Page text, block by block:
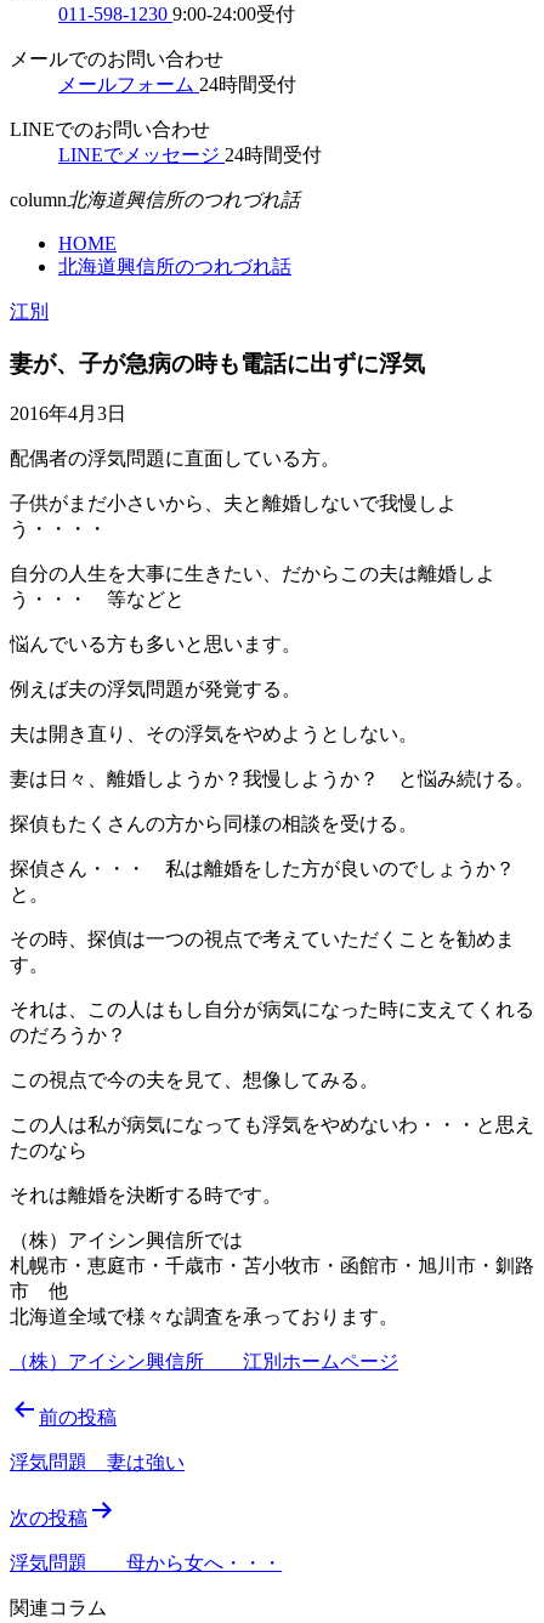
011-598-1230 9:00-24:00受付
メールでのお問い合わせ
メールフォーム 24時間受付
LINEでのお問い合わせ
LINEでメッセージ 24時間受付
column北海道興信所のつれづれ話
HOME
北海道興信所のつれづれ話
江別
妻が、子が急病の時も電話に出ずに浮気
2016年4月3日
配偶者の浮気問題に直面している方。
子供がまだ小さいから、夫と離婚しないで我慢しよ
う・・・・
自分の人生を大事に生きたい、だからこの夫は離婚しよ
う・・・ 等などと
悩んでいる方も多いと思います。
例えば夫の浮気問題が発覚する。
夫は開き直り、その浮気をやめようとしない。
妻は日々、離婚しようか？我慢しようか？ と悩み続ける。
探偵もたくさんの方から同様の相談を受ける。
探偵さん・・・ 私は離婚をした方が良いのでしょうか？
と。
その時、探偵は一つの視点で考えていただくことを勧めま
す。
それは、この人はもし自分が病気になった時に支えてくれる
のだろうか？
この視点で今の夫を見て、想像してみる。
この人は私が病気になっても浮気をやめないわ・・・と思え
たのなら
それは離婚を決断する時です。
（株）アイシン興信所では
札幌市・恵庭市・千歳市・苫小牧市・函館市・旭川市・釧路
市 他
北海道全域で様々な調査を承っております。
（株）アイシン興信所 江別ホームページ
投
稿
ビ
ゲ
ー
前の投稿
浮気問題 妻は強い
次の投稿
浮気問題 母から女へ・・・
関連コラム